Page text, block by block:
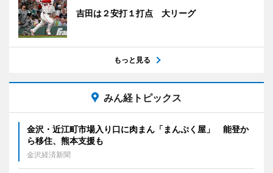
吉田は２安打１打点 大リーグ
もっと見る
みん経トピックス
金沢・近江町市場入り口に肉まん「まんぷく屋」 能登か
ら移住、熊本支援も
金沢経済新聞